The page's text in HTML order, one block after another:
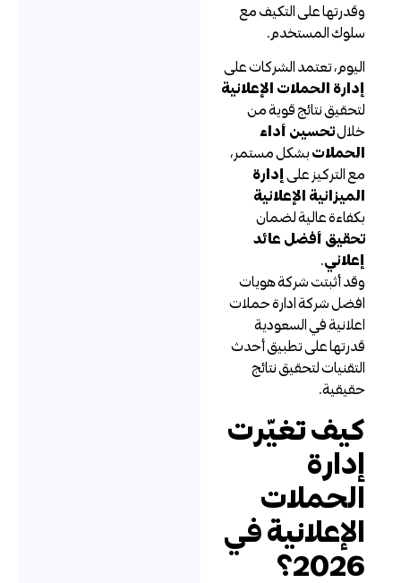
وقدرتها على التكيف مع
سلوك المستخدم.
اليوم، تعتمد الشركات على
إدارة الحملات الإعلانية
لتحقيق نتائج قوية من
تحسين أداء
الحملاتبشكل مستمر،
مع التركيز علىإدارة
الميزانية الإعلانية
بكفاءة عالية لضمان
تحقيق أفضل عائد
إعلاني.
وقد أثبتت شركة هويات
افضل شركة ادارة حملات
اعلانية في السعودية
قدرتها على تطبيق أحدث
التقنيات لتحقيق نتائج
حقيقية.
كيف تغيّرت
إدارة
الحملات
الإعلانية في
2026؟